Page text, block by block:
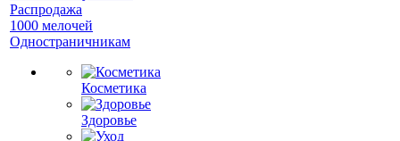
Распродажа
1000 мелочей
Одностраничникам
Косметика
Здоровье